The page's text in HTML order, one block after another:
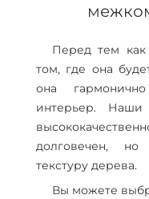
Перед тем как
том, где она
она
интерьер. Наши
долговечен,
текстуру дерева.
Вы можете